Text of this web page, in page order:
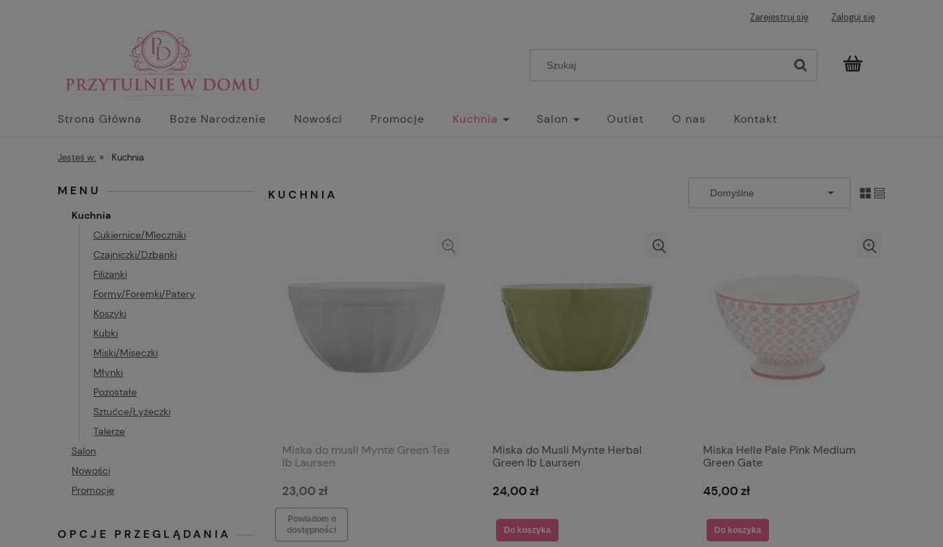
Zarejestruj się Zaloguj się
Strona Główna Boże Narodzenie Nowości Promocje Kuchnia Salon Outlet O nas Kontakt
Jesteś w: » Kuchnia
MENU
Kuchnia
Cukiernice/Mleczniki
Czajniczki/Dzbanki
Filiżanki
Formy/Foremki/Patery
Koszyki
Kubki
Miski/Miseczki
Młynki
Pozostałe
Sztućce/Łyżeczki
Talerze
Salon
Nowości
Promocje
OPCJE PRZEGLĄDANIA
KUCHNIA
Miska do musli Mynte Green Tea
Ib Laursen
23,00 zł
Powiadom o
dostępności
Miska do Musli Mynte Herbal
Green Ib Laursen
24,00 zł
Do koszyka
Miska Helle Pale Pink Medium
Green Gate
45,00 zł
Do koszyka